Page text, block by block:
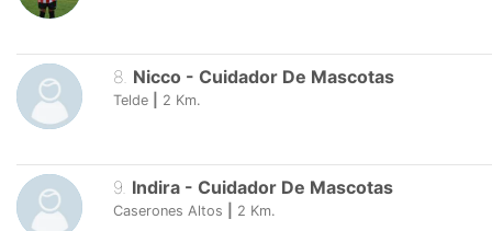
8. Nicco - Cuidador De Mascotas
Telde 2 Km.
9. Indira - Cuidador De Mascotas
Caserones Altos 2 Km.